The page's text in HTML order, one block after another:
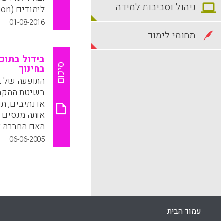
להשכלה
בחטיבה
בסוג
2016).
01-08-2016
סיכום
בידול
בחינוך
התופעה של
בשיטת
או נתיבים,
אותה
האם החברה
תוכניות
מנקודת מבט
מנקודת
06-06-2005
ניהול וסביבות למידה
תחומי לימוד
עמוד הבית